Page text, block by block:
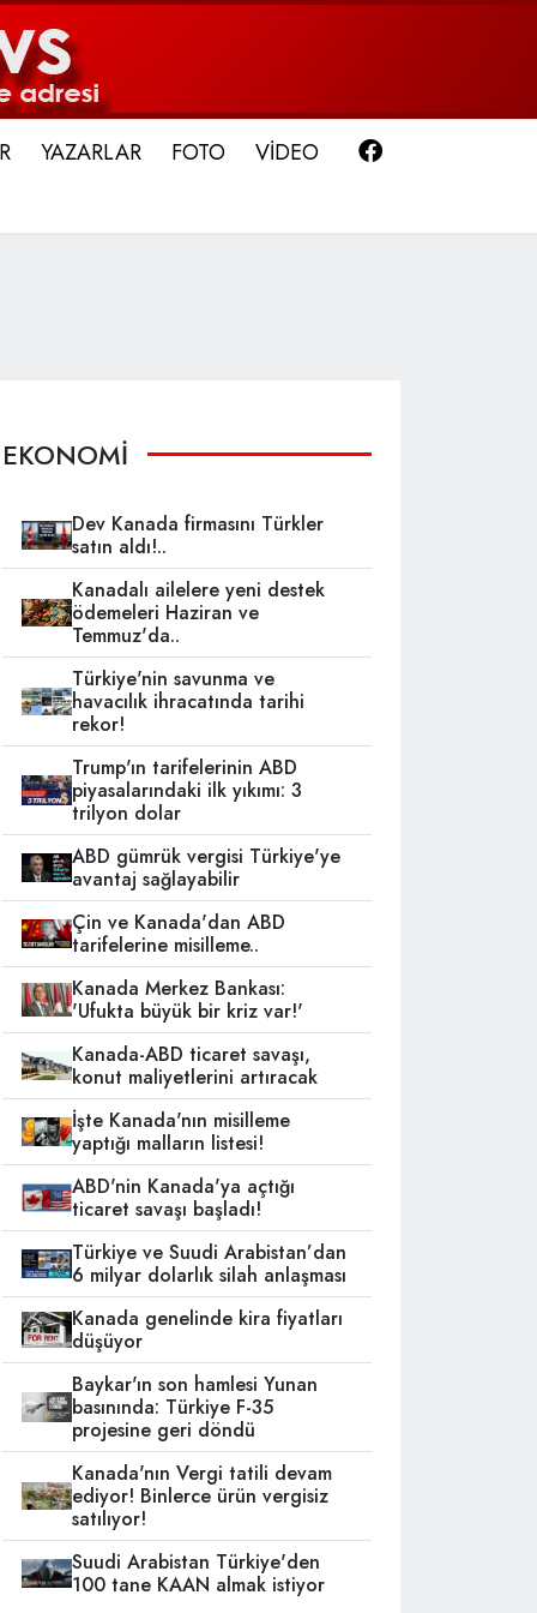
YAZARLAR FOTO VİDEO
EKONOMİ
Dev Kanada firmasını Türkler
satın aldı!..
Kanadalı ailelere yeni destek
ödemeleri Haziran ve
Temmuz'da..
Türkiye'nin savunma ve
havacılık ihracatında tarihi
rekor!
Trump'ın tarifelerinin ABD
piyasalarındaki ilk yıkımı: 3
trilyon dolar
ABD gümrük vergisi Türkiye'ye
avantaj sağlayabilir
Çin ve Kanada'dan ABD
tarifelerine misilleme..
Kanada Merkez Bankası:
'Ufukta büyük bir kriz var!'
Kanada-ABD ticaret savaşı,
konut maliyetlerini artıracak
İşte Kanada'nın misilleme
yaptığı malların listesi!
ABD'nin Kanada'ya açtığı
ticaret savaşı başladı!
Türkiye ve Suudi Arabistan’dan
6 milyar dolarlık silah anlaşması
Kanada genelinde kira fiyatları
düşüyor
Baykar'ın son hamlesi Yunan
basınında: Türkiye F-35
projesine geri döndü
Kanada'nın Vergi tatili devam
ediyor! Binlerce ürün vergisiz
satılıyor!
Suudi Arabistan Türkiye'den
100 tane KAAN almak istiyor